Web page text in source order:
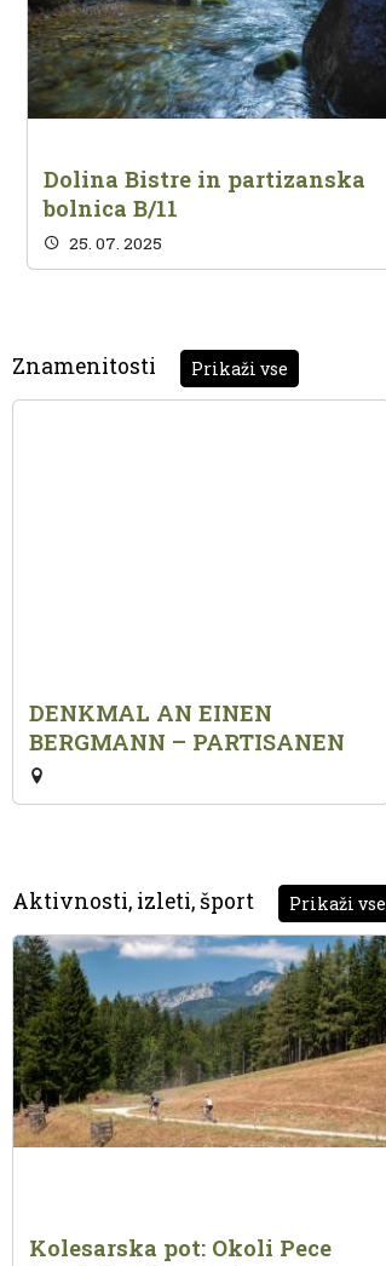
Dolina Bistre in partizanska
bolnica B/11
25. 07. 2025
Znamenitosti Prikaži vse
DENKMAL AN EINEN
BERGMANN – PARTISANEN
Aktivnosti, izleti, šport Prikaži vse
Kolesarska pot: Okoli Pece